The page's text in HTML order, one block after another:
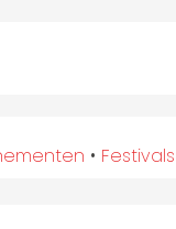
• Festivals